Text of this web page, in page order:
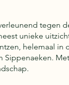
tegen
unieke
helemaal in
Sippenaeken.